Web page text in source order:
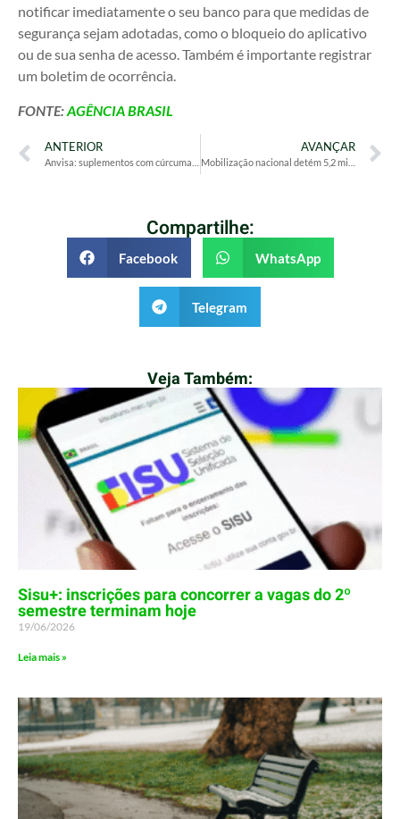
notificar imediatamente o seu banco para que medidas de
segurança sejam adotadas, como o bloqueio do aplicativo
ou de sua senha de acesso. Também é importante registrar
um boletim de ocorrência.
FONTE:AGÊNCIA BRASIL
ANTERIOR AVANÇAR
Compartilhe:
Facebook WhatsApp
Telegram
Veja Também:
Sisu+: inscrições para concorrer a vagas do 2º
semestre terminam hoje
19/06/2026
Leia mais »